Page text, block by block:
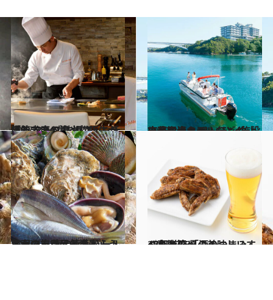
2017.5.14
伊勢志摩の鮑や松阪牛が堪能できる 鉄板フレンチ「ラ ターブル ダキ」
旅＆お出かけ 2018.3.7
志摩観光ホテルなど4施設で楽しめる ワンランク上の英虞湾クルージング
旅＆お出かけ
2017.4.11
海女さんに元気をもらう鳥羽の旅 海の幸もパールオーロラ風呂も満喫！
旅＆お出かけ 2017.12.28
47都道府県の美味しいすぐれもの 「酒のつまみ」～東海篇～
グルメ